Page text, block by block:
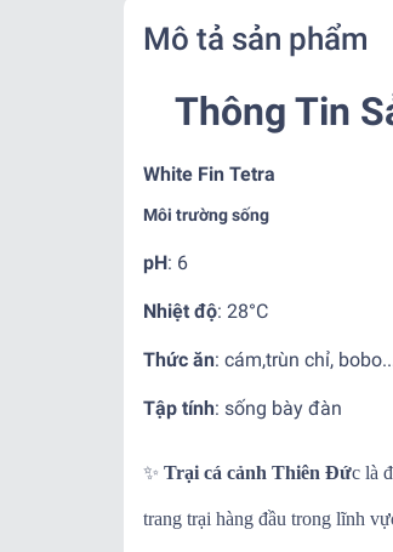
Mô tả sản phẩm
Thông Tin
White Fin Tetra
Môi trường sống
pH: 6
Nhiệt độ: 28°C
Thức ăn: cám,trùn chỉ,
Tập tính: sống bày đàn
✨ Trại cá cảnh Thiên Đức là
trang trại hàng đầu trong lĩnh